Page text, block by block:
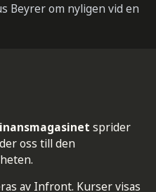
Beyrer om nyligen vid en
sprider
oss till den
av Infront. Kurser visas